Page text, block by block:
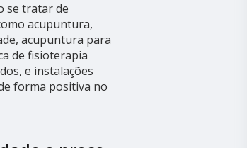
se tratar de
acupuntura,
acupuntura para
de fisioterapia
e instalações
forma positiva no